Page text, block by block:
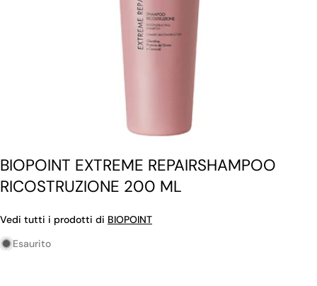
BIOPOINT EXTREME REPAIRSHAMPOO
RICOSTRUZIONE 200 ML
Vedi tutti i prodotti di BIOPOINT
Esaurito